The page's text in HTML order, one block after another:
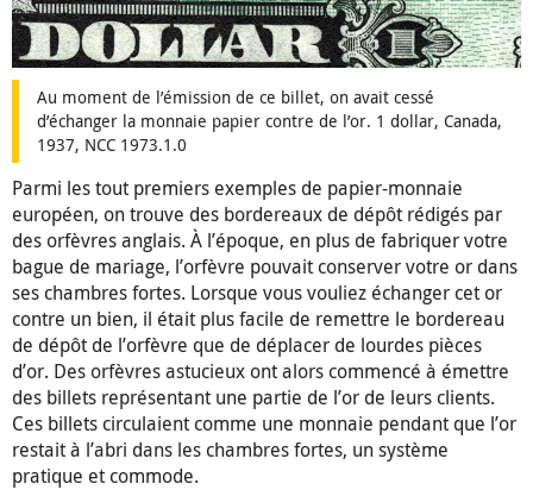
Au moment de l’émission de ce billet, on avait cessé
d’échanger la monnaie papier contre de l’or. 1 dollar, Canada,
1937, NCC 1973.1.0
Parmi les tout premiers exemples de papier-monnaie
européen, on trouve des bordereaux de dépôt rédigés par
des orfèvres anglais. À l’époque, en plus de fabriquer votre
bague de mariage, l’orfèvre pouvait conserver votre or dans
ses chambres fortes. Lorsque vous vouliez échanger cet or
contre un bien, il était plus facile de remettre le bordereau
de dépôt de l’orfèvre que de déplacer de lourdes pièces
d’or. Des orfèvres astucieux ont alors commencé à émettre
des billets représentant une partie de l’or de leurs clients.
Ces billets circulaient comme une monnaie pendant que l’or
restait à l’abri dans les chambres fortes, un système
pratique et commode.